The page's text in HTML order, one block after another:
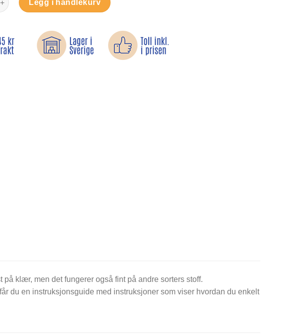
Legg i handlekurv
klær, men det fungerer også fint på andre sorters stoff.
du en instruksjonsguide med instruksjoner som viser hvordan du enkelt